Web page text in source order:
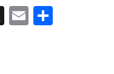
X E
m